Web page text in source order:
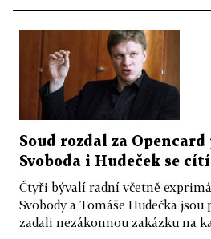
Soud rozdal za
Svoboda i Hudeček se
Čtyři bývalí radní včetně
Svobody a Tomáše Hudečka
zadali nezákonnou zakázku na